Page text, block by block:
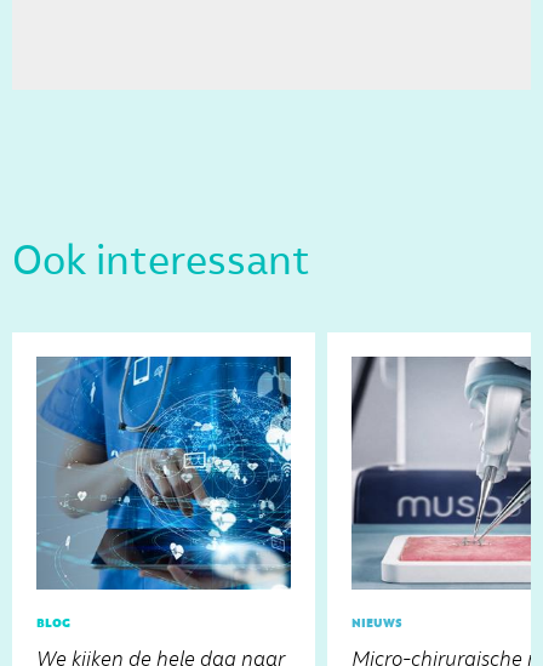
Ook interessant
blog
We kijken de hele dag naar
nieuws
Micro-chirurgische